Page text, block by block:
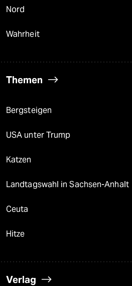
Nord
Wahrheit
Themen
Bergsteigen
USA unter Trump
Katzen
Landtagswahl in Sachsen-Anhalt
Ceuta
Hitze
Verlag